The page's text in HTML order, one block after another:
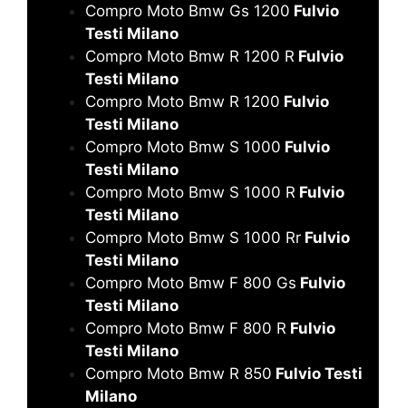
Compro Moto Bmw Gs 1200 Fulvio
Testi Milano
Compro Moto Bmw R 1200 R Fulvio
Testi Milano
Compro Moto Bmw R 1200 Fulvio
Testi Milano
Compro Moto Bmw S 1000 Fulvio
Testi Milano
Compro Moto Bmw S 1000 R Fulvio
Testi Milano
Compro Moto Bmw S 1000 Rr Fulvio
Testi Milano
Compro Moto Bmw F 800 Gs Fulvio
Testi Milano
Compro Moto Bmw F 800 R Fulvio
Testi Milano
Compro Moto Bmw R 850 Fulvio Testi
Milano